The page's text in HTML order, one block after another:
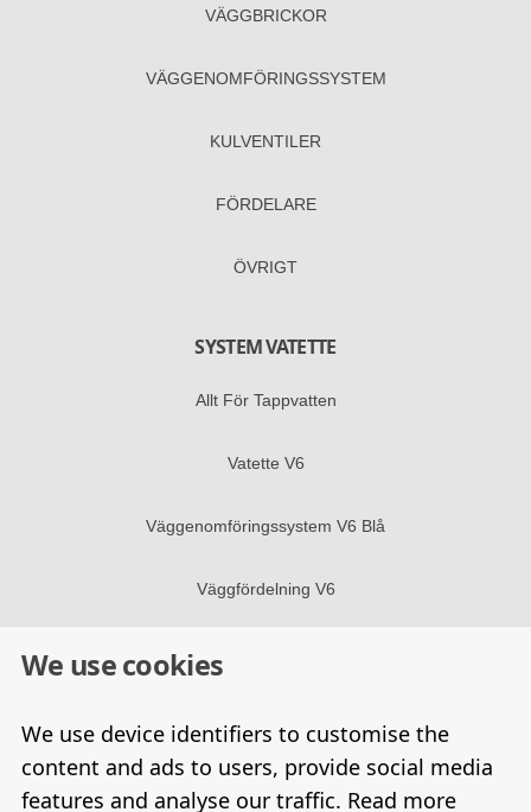
We use cookies
We use device identifiers to customise the
content and ads to users, provide social media
features and analyse our traffic. Read more
VÄGGBRICKOR
VÄGGENOM­FÖRINGS­SYSTEM
KULVENTILER
FÖRDELARE
ÖVRIGT
SYSTEM VATETTE
Allt För Tappvatten
Vatette V6
Väggenomföringssystem V6 Blå
Väggfördelning V6
FÖLJ OSS I SOCIALA MEDIER
Facebook
Opens A New Window
Linkedin